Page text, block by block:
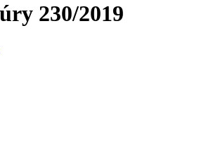
230/2019